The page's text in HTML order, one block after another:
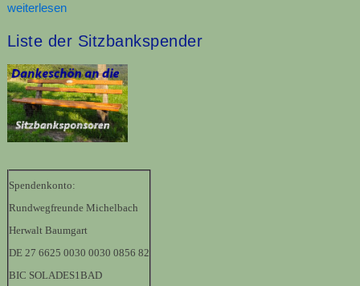
weiterlesen
Liste der Sitzbankspender
Spendenkonto:
Rundwegfreunde Michelbach
Herwalt Baumgart
DE 27 6625 0030 0030 0856 82
BIC SOLADES1BAD